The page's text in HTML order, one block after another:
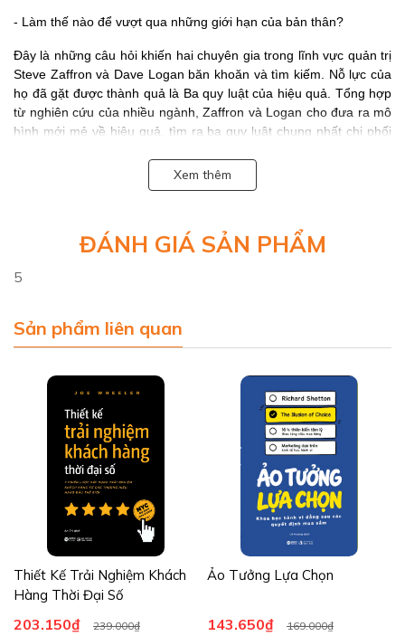
- Làm thế nào để vượt qua những giới hạn của bản thân?
Đây là những câu hỏi khiến hai chuyên gia trong lĩnh vực quản trị
Steve Zaffron và Dave Logan băn khoăn và tìm kiếm. Nỗ lực của
họ đã gặt được thành quả là Ba quy luật của hiệu quả. Tổng hợp
từ nghiên cứu của nhiều ngành, Zaffron và Logan cho đưa ra mô
hình mới mẻ về hiệu quả, tìm ra ba quy luật chung nhất chi phối
nhân và tổ chức chuyển đổi, làm chủ cuộc chơi và tạo ra hiệu
Phần đầu trình bày và phân tích cặn kẽ về ba quy luật, bao gồm
hiệu quả mà mỗi người đạt được tương ứng với cách mọi người
khả năng làm thay đổi cách con người nhìn nhận tình huống. Qua
đó, tương lại không phải một hằng số bất biến mà chúng ta hoàn
Từ Ba quy luật này, phần Hai sẽ rút ba hệ quả trong lãnh đạo,
qua đó giúp các nhà lãnh đạo giải quyết được nhiều yêu cầu
trong điều kiện kinh doanh hiện nay để đưa doanh nghiệp lên một
tầm cao mới.
Phần cuối của cuốn sách hướng đến việc vận dụng Ba quy luật
vào đời sống cá nhân, giúp mỗi người phát huy khả năng làm chủ
và cải thiện chất lượng sống.
Alpha Books trân trọng giới thiệu!
Xem thêm
ĐÁNH GIÁ SẢN PHẨM
5
Sản phẩm liên quan
Thiết Kế Trải Nghiệm Khách
Hàng Thời Đại Số
203.150₫ 239.000₫
Ảo Tưởng Lựa Chọn
143.650₫ 169.000₫